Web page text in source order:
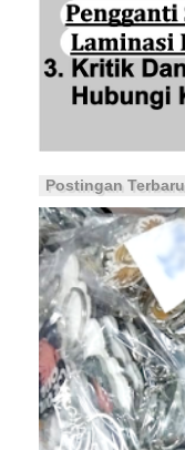
Postingan Terbaru